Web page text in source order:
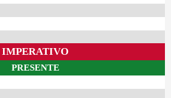
IMPERATIVO
PRESENTE